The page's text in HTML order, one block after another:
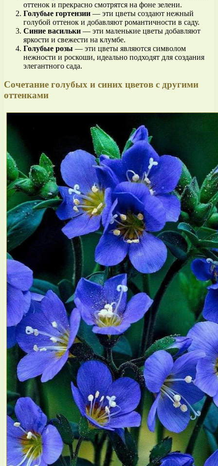
оттенок и прекрасно смотрятся на фоне зелени.
Голубые гортензии — эти цветы создают нежный
голубой оттенок и добавляют романтичности в саду.
Синие васильки — эти маленькие цветы добавляют
яркости и свежести на клумбе.
Голубые розы — эти цветы являются символом
нежности и роскоши, идеально подходят для создания
элегантного сада.
Сочетание голубых и синих цветов с другими
оттенками